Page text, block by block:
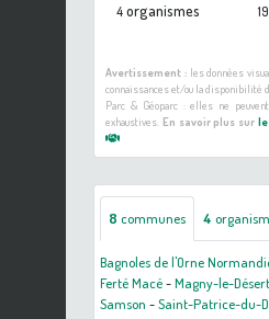
4organismes
Avertissement :les données
connaissances et/ou la disponibilité
Parc & Géoparc : elles ne
exhaustives. En savoir plus sur
8 communes 4
Bagnoles de l'Orne
Ferté Macé-Magny-le-Désert
Samson -Saint-Patrice-du-